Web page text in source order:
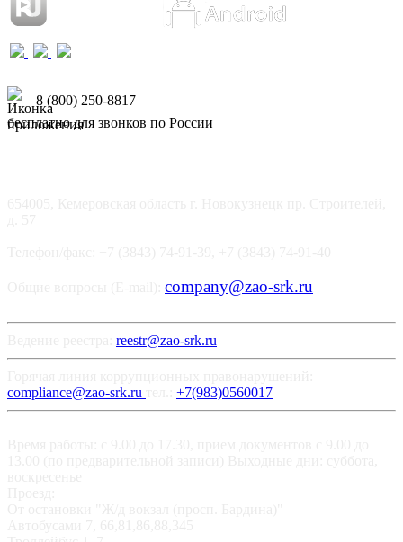
8 (800) 250-8817
бесплатно для звонков по России
company@zao-srk.ru
reestr@zao-srk.ru
compliance@zao-srk.ru
+7(983)0560017